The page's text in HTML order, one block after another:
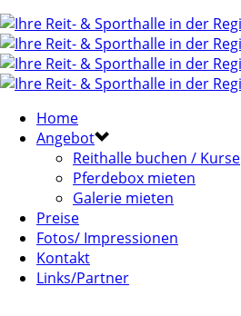
Home
Angebot
Reithalle buchen / Kurse
Pferdebox mieten
Galerie mieten
Preise
Fotos/ Impressionen
Kontakt
Links/Partner